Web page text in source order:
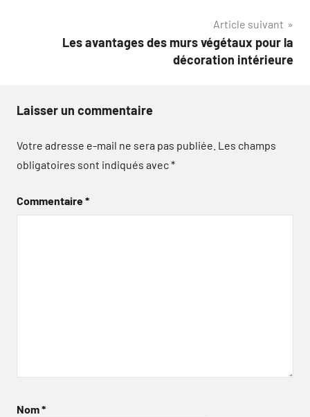
Article suivant
Les avantages des murs végétaux pour la
décoration intérieure
Laisser un commentaire
Votre adresse e-mail ne sera pas publiée. Les champs
obligatoires sont indiqués avec*
Commentaire*
Nom*